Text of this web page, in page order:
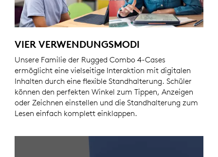
VIER VERWENDUNGSMODI
Unsere Familie der Rugged Combo 4-Cases
ermöglicht eine vielseitige Interaktion mit digitalen
Inhalten durch eine flexible Standhalterung. Schüler
können den perfekten Winkel zum Tippen, Anzeigen
oder Zeichnen einstellen und die Standhalterung zum
Lesen einfach komplett einklappen.